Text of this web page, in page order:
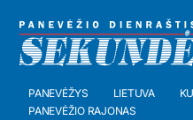
PANEVĖŽYS LIETUVA
PANEVĖŽIO RAJONAS